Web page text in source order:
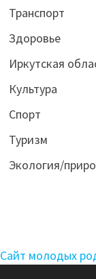
Транспорт
Здоровье
Иркутская
Культура
Спорт
Туризм
Экология/
Сайт молодых